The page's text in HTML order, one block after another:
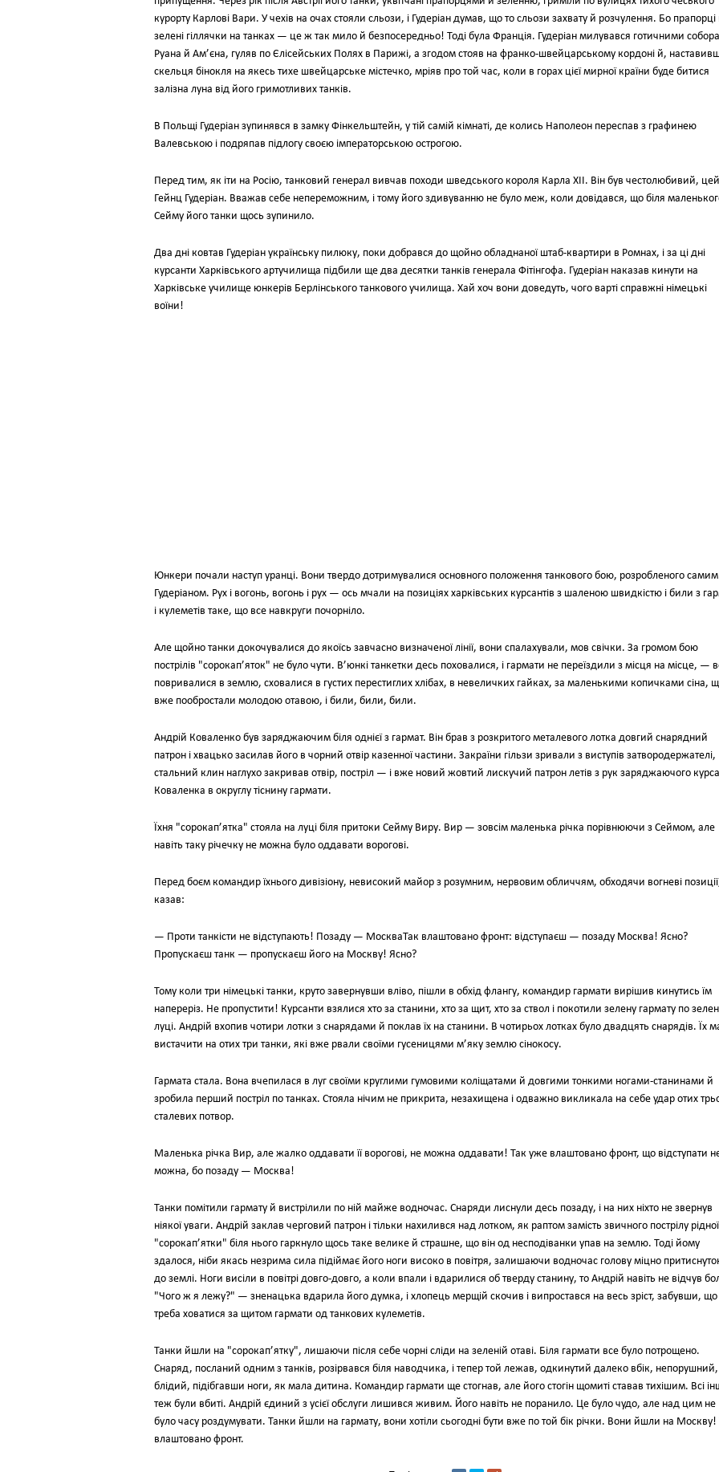
курорту Карловi Вари. У чехiв на очах стояли сльози, i Гудерiан думав, що то сльози захвату й розчулення. Бо прапорцi
зеленi гiллячки на танках — це ж так мило й безпосередньо! Тодi була Францiя. Гудерiан милувався готичними
Руана й Ам’єна, гуляв по Єлiсейських Полях в Парижi, а згодом стояв на франко-швейцарському кордонi й,
скельця бiнокля на якесь тихе швейцарське мiстечко, мрiяв про той час, коли в горах цiєї мирної країни буде битися
залiзна луна вiд його гримотливих танкiв.
В Польщi Гудерiан зупинявся в замку Фiнкельштейн, у тiй самiй кiмнатi, де колись Наполеон переспав з графинею
Валевською i подряпав пiдлогу своєю iмператорською острогою.
Перед тим, як iти на Росiю, танковий генерал вивчав походи шведського короля Карла ХІІ. Вiн був честолюбивий, цей
Гейнц Гудерiан. Вважав себе непереможним, i тому його здивуванню не було меж, коли довiдався, що бiля
Сейму його танки щось зупинило.
Два днi ковтав Гудерiан українську пилюку, поки добрався до щойно обладнаної штаб-квартири в Ромнах, i за цi днi
курсанти Харкiвського артучилища пiдбили ще два десятки танкiв генерала Фiтiнгофа. Гудерiан наказав кинути на
Харкiвське училище юнкерiв Берлiнського танкового училища. Хай хоч вони доведуть, чого вартi справжнi нiмецькi
воїни!
Юнкери почали наступ уранцi. Вони твердо дотримувалися основного положення танкового бою, розробленого самим
Гудерiаном. Рух i вогонь, вогонь i рух — ось мчали на позицiях харкiвських курсантiв з шаленою швидкiстю i били з
i кулеметiв таке, що все навкруги почорнiло.
Але щойно танки докочувалися до якоїсь завчасно визначеної лiнiї, вони спалахували, мов свiчки. За громом бою
пострiлiв "сорокап’яток" не було чути. В’юнкi танкетки десь поховалися, i гармати не переїздили з мiсця на мiсце, —
повривалися в землю, сховалися в густих перестиглих хлiбах, в невеличких гайках, за маленькими копичками сiна,
вже пообростали молодою отавою, i били, били, били.
Андрiй Коваленко був заряджаючим бiля однiєї з гармат. Вiн брав з розкритого металевого лотка довгий снарядний
патрон i хвацько засилав його в чорний отвiр казенної частини. Закраїни гiльзи зривали з виступiв затвородержателi,
стальний клин наглухо закривав отвiр, пострiл — i вже новий жовтий лискучий патрон летiв з рук заряджаючого
Коваленка в округлу тiснину гармати.
Їхня "сорокап’ятка" стояла на луцi бiля притоки Сейму Виру. Вир — зовсiм маленька рiчка порiвнюючи з Сеймом, але
навiть таку рiчечку не можна було оддавати вороговi.
Перед боєм командир їхнього дивiзiону, невисокий майор з розумним, нервовим обличчям, обходячи вогневi
казав:
— Проти танкiсти не вiдступають! Позаду — МоскваТак влаштовано фронт: вiдступаєш — позаду Москва! Ясно?
Пропускаєш танк — пропускаєш його на Москву! Ясно?
Тому коли три нiмецькi танки, круто завернувши влiво, пiшли в обхiд флангу, командир гармати вирiшив кинутись їм
наперерiз. Не пропустити! Курсанти взялися хто за станини, хто за щит, хто за ствол i покотили зелену гармату по
луцi. Андрiй вхопив чотири лотки з снарядами й поклав їх на станини. В чотирьох лотках було двадцять снарядiв. Їх
вистачити на отих три танки, якi вже рвали своїми гусеницями м’яку землю сiнокосу.
Гармата стала. Вона вчепилася в луг своїми круглими гумовими колiщатами й довгими тонкими ногами-станинами й
зробила перший пострiл по танках. Стояла нiчим не прикрита, незахищена i одважно викликала на себе удар отих
сталевих потвор.
Маленька рiчка Вир, але жалко оддавати її вороговi, не можна оддавати! Так уже влаштовано фронт, що вiдступати
можна, бо позаду — Москва!
Танки помiтили гармату й вистрiлили по нiй майже водночас. Снаряди лиснули десь позаду, i на них нiхто не звернув
нiякої уваги. Андрiй заклав черговий патрон i тiльки нахилився над лотком, як раптом замiсть звичного пострiлу рiдної
"сорокап’ятки" бiля нього гаркнуло щось таке велике й страшне, що вiн од несподiванки упав на землю. Тодi йому
здалося, нiби якась незрима сила пiдiймає його ноги високо в повiтря, залишаючи водночас голову мiцно
до землi. Ноги висiли в повiтрi довго-довго, а коли впали i вдарилися об тверду станину, то Андрiй навiть не вiдчув
"Чого ж я лежу?" — зненацька вдарила його думка, i хлопець мерщiй скочив i випростався на весь зрiст, забувши, що
треба ховатися за щитом гармати од танкових кулеметiв.
Танки йшли на "сорокап’ятку", лишаючи пiсля себе чорнi слiди на зеленiй отавi. Бiля гармати все було потрощено.
Снаряд, посланий одним з танкiв, розiрвався бiля наводчика, i тепер той лежав, одкинутий далеко вбiк, непорушний,
блiдий, пiдiбгавши ноги, як мала дитина. Командир гармати ще стогнав, але його стогiн щомитi ставав тихiшим. Всi
теж були вбитi. Андрiй єдиний з усiєї обслуги лишився живим. Його навiть не поранило. Це було чудо, але над цим не
було часу роздумувати. Танки йшли на гармату, вони хотiли сьогоднi бути вже по той бiк рiчки. Вони йшли на Москву!
влаштовано фронт.